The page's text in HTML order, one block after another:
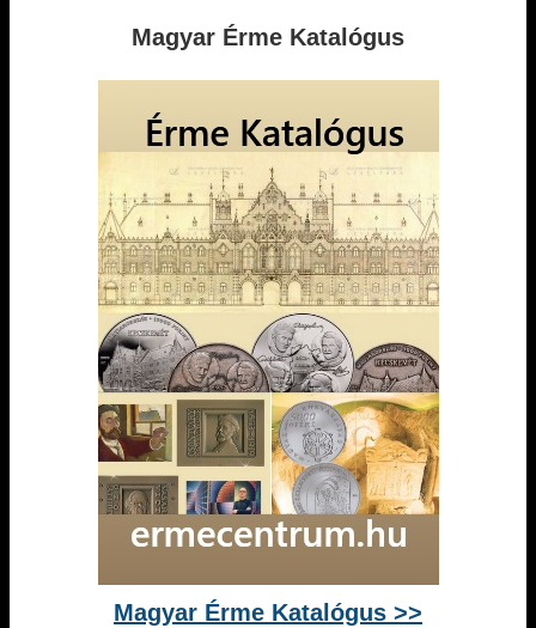
Magyar Érme Katalógus
Magyar Érme Katalógus >>